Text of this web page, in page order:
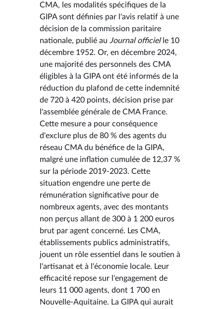
CMA, les modalités spécifiques de la
GIPA sont définies par l'avis relatif à une
décision de la commission paritaire
nationale, publié au Journal officielle 10
décembre 1952. Or, en décembre 2024,
une majorité des personnels des CMA
éligibles à la GIPA ont été informés de la
réduction du plafond de cette indemnité
de 720 à 420 points, décision prise par
l'assemblée générale de CMA France.
Cette mesure a pour conséquence
d'exclure plus de 80 % des agents du
réseau CMA du bénéfice de la GIPA,
malgré une inflation cumulée de 12,37 %
sur la période 2019-2023. Cette
situation engendre une perte de
rémunération significative pour de
nombreux agents, avec des montants
non perçus allant de 300 à 1 200 euros
brut par agent concerné. Les CMA,
établissements publics administratifs,
jouent un rôle essentiel dans le soutien à
l'artisanat et à l'économie locale. Leur
efficacité repose sur l'engagement de
leurs 11 000 agents, dont 1 700 en
Nouvelle-Aquitaine. La GIPA qui aurait